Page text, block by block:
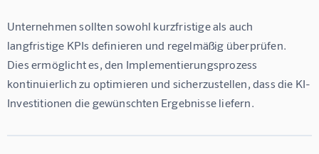
Unternehmen sollten sowohl kurzfristige als auch
langfristige KPIs definieren und regelmäßig überprüfen.
Dies ermöglicht es, den Implementierungsprozess
kontinuierlich zu optimieren und sicherzustellen, dass die KI-
Investitionen die gewünschten Ergebnisse liefern.